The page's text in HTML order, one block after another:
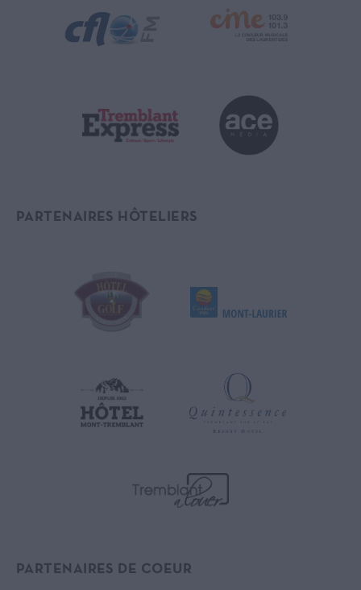
PARTENAIRES HÔTELIERS
PARTENAIRES DE COEUR